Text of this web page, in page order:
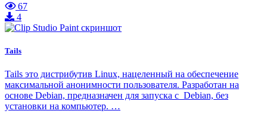
67
4
Tails
Tails это дистрибутив Linux, нацеленный на обеспечение
максимальной анонимности пользователя. Разработан на
основе Debian, предназначен для запуска с Debian, без
установки на компьютер. …